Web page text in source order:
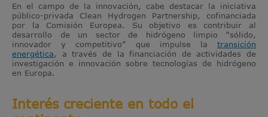
En el campo de la innovación, cabe destacar la iniciativa
público-privada Clean Hydrogen Partnership, cofinanciada
por la Comisión Europea. Su objetivo es contribuir al
desarrollo de un sector de hidrógeno limpio “sólido,
innovador y competitivo” que impulse la transición
energética, a través de la financiación de actividades de
investigación e innovación sobre tecnologías de hidrógeno
en Europa.
Interés creciente en todo el